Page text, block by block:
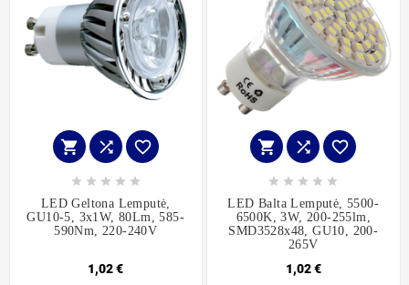
  
    
LED Geltona Lemputė,
GU10-5, 3x1W, 80Lm, 585-
590Nm, 220-240V
1,02 €
  
    
LED Balta Lemputė, 5500-
6500K, 3W, 200-255lm,
SMD3528x48, GU10, 200-
265V
1,02 €